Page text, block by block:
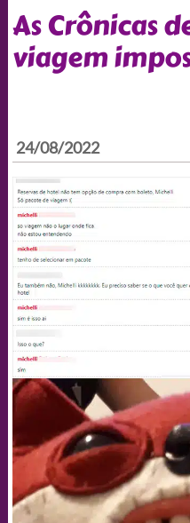
As Crônicas
viagem
24/08/2022